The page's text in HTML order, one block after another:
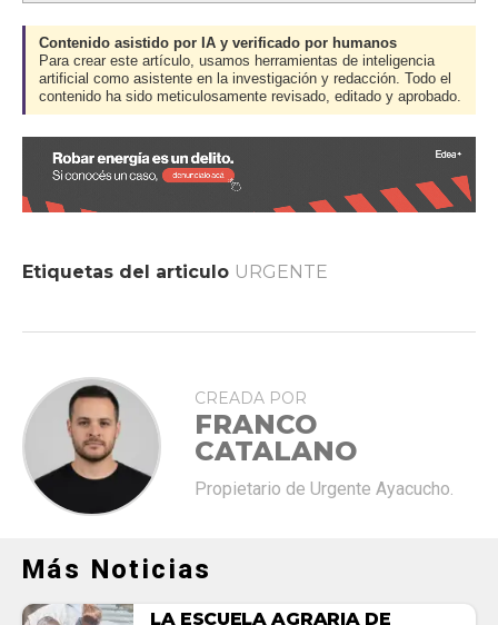
Contenido asistido por IA y verificado por humanos
Para crear este artículo, usamos herramientas de inteligencia
artificial como asistente en la investigación y redacción. Todo el
contenido ha sido meticulosamente revisado, editado y aprobado.
Etiquetas del articulo URGENTE
CREADA POR
FRANCO
CATALANO
Propietario de Urgente Ayacucho.
Más Noticias
LA ESCUELA AGRARIA DE